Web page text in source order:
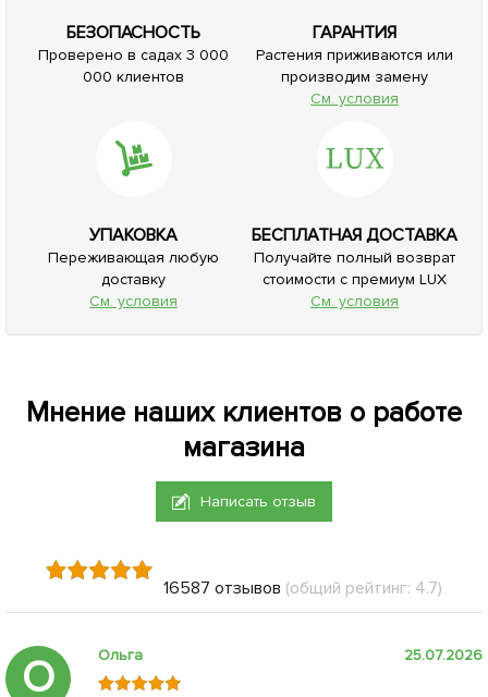
БЕЗОПАСНОСТЬ
Проверено в садах 3 000
000 клиентов
ГАРАНТИЯ
Растения приживаются или
производим замену
См. условия
УПАКОВКА
Переживающая любую
доставку
См. условия
БЕСПЛАТНАЯ ДОСТАВКА
Получайте полный возврат
стоимости с премиум LUX
См. условия
Мнение наших клиентов о работе
магазина
Написать отзыв
16587 отзывов (общий рейтинг: 4.7)
О Ольга 25.07.2026